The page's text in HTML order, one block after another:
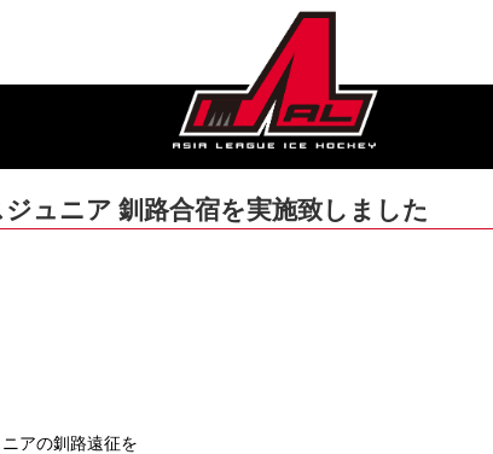
ュニア 釧路合宿を実施致しました
アの釧路遠征を